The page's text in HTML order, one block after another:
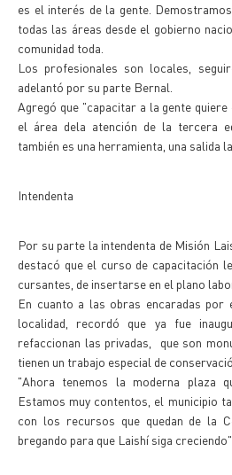
es el interés de la gente.
todas las áreas desde el gobierno
comunidad toda.
Los profesionales son locales,
adelantó por su parte Bernal.
Agregó que "capacitar a la gente
el área dela atención de la tercera
también es una herramienta, una salida
Intendenta
Por su parte la intendenta de Misión
destacó que el curso de capacitación
cursantes, de insertarse en el plano
En cuanto a las obras encaradas por
localidad, recordó que ya fue
refaccionan las privadas, que son
tienen un trabajo especial de
"Ahora tenemos la moderna plaza
Estamos muy contentos, el municipio
con los recursos que quedan de la
bregando para que Laishí siga